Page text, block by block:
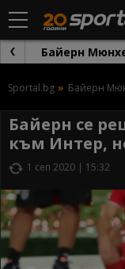
Байерн
Sportal.bg Байерн
Байерн се
към Интер,
1 сеп 2020 | 15:32